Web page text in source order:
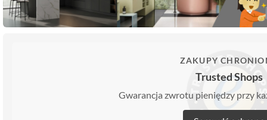
ZAKUPY
Trusted Shops
Gwarancja zwrotu pieniędzy przy